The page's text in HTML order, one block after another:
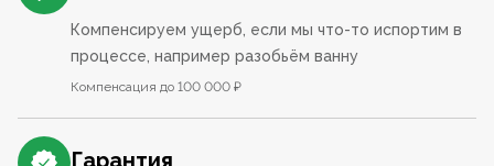
Компенсируем ущерб, если мы что-то испортим в
процессе, например разобьём ванну
Компенсация до 100 000 ₽
Гарантия